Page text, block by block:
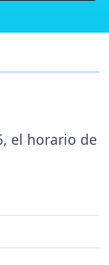
el horario de